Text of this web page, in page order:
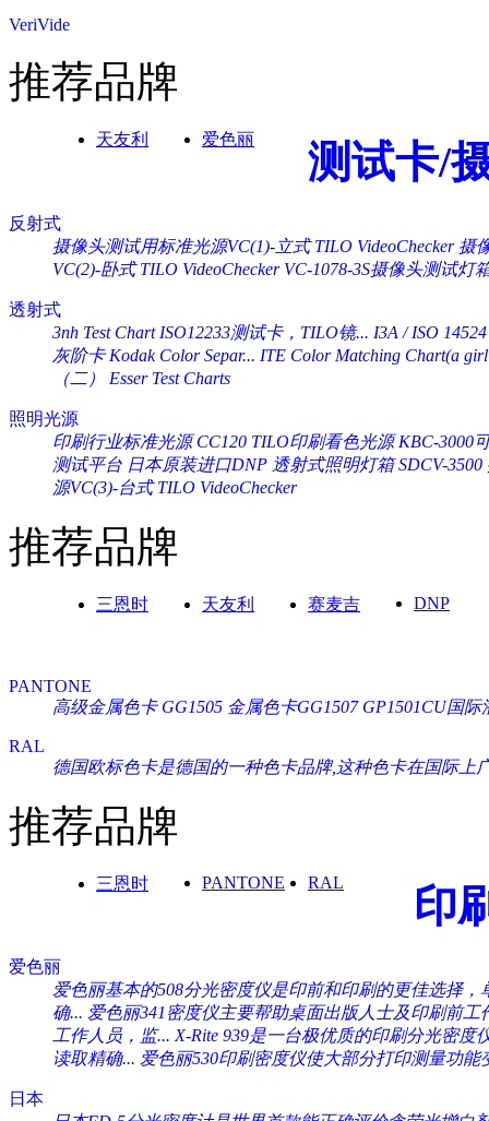
VeriVide
推荐品牌
天友利 爱色丽 测试卡/
反射式
摄像头测试用标准光源VC(1)-立式 TILO VideoChecker 摄
VC(2)-卧式 TILO VideoChecker VC-1078-3S摄像头测试灯
透射式
3nh Test Chart ISO12233测试卡，TILO镜... I3A / ISO
灰阶卡 Kodak Color Separ... ITE Color Matching Chart(a
（二） Esser Test Charts
照明光源
印刷行业标准光源 CC120 TILO印刷看色光源 KBC-3000
测试平台 日本原装进口DNP 透射式照明灯箱 SDCV-3500
源VC(3)-台式 TILO VideoChecker
推荐品牌
三恩时 天友利 赛麦吉 DNP
PANTONE
高级金属色卡 GG1505 金属色卡GG1507 GP1501CU国
RAL
德国欧标色卡是德国的一种色卡品牌,这种色卡在国际上
推荐品牌
三恩时 PANTONE RAL 印
爱色丽
爱色丽基本的508分光密度仪是印前和印刷的更佳选择，
确... 爱色丽341密度仪主要帮助桌面出版人士及印刷前工
工作人员，监... X-Rite 939是一台极优质的印刷分光密度
读取精确... 爱色丽530印刷密度仪使大部分打印测量功能
日本